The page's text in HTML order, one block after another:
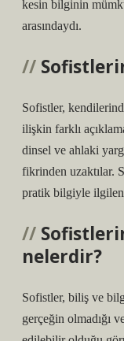
kesin bilginin
arasındaydı.
Sofistler,
ilişkin farklı
dinsel ve ahlaki
fikrinden uzaktılar.
pratik bilgiyle
nelerdir?
Sofistler, biliş ve
gerçeğin olmadığı